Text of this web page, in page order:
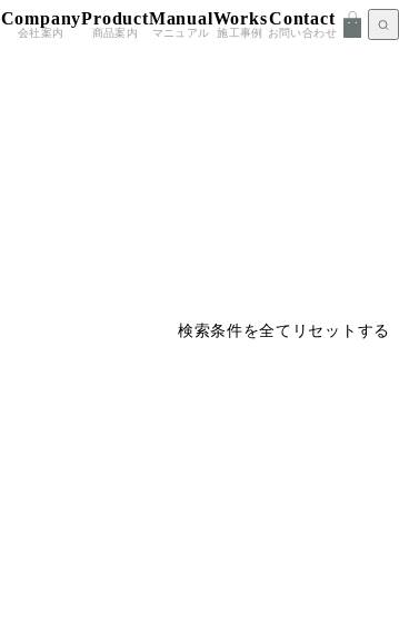
Company
会社案内
Product
商品案内
Manual
マニュアル
Works
施工事例
Contact
お問い合わせ
検索条件を全てリセットする